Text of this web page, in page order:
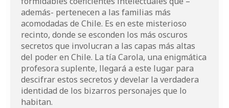
además- pertenecen a las familias más
acomodadas de Chile. Es en este misterioso
recinto, donde se esconden los más oscuros
secretos que involucran a las capas más altas
del poder en Chile. La tía Carola, una enigmática
profesora suplente, llegará a este lugar para
descifrar estos secretos y develar la verdadera
identidad de los bizarros personajes que lo
habitan.